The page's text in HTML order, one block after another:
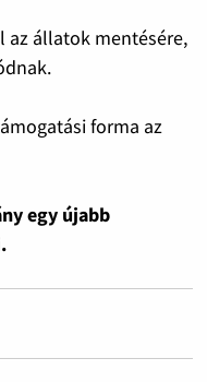
az állatok mentésére,
forma az
egy újabb